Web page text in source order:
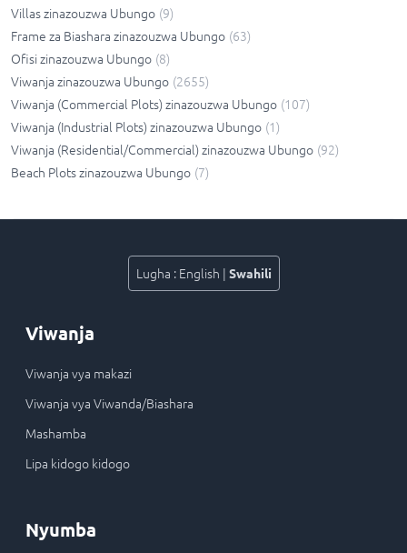
Villas zinazouzwa Ubungo (9)
Frame za Biashara zinazouzwa Ubungo (63)
Ofisi zinazouzwa Ubungo (8)
Viwanja zinazouzwa Ubungo (2655)
Viwanja (Commercial Plots) zinazouzwa Ubungo (107)
Viwanja (Industrial Plots) zinazouzwa Ubungo (1)
Viwanja (Residential/Commercial) zinazouzwa Ubungo (92)
Beach Plots zinazouzwa Ubungo (7)
Lugha : English | Swahili
Viwanja
Viwanja vya makazi
Viwanja vya Viwanda/Biashara
Mashamba
Lipa kidogo kidogo
Nyumba